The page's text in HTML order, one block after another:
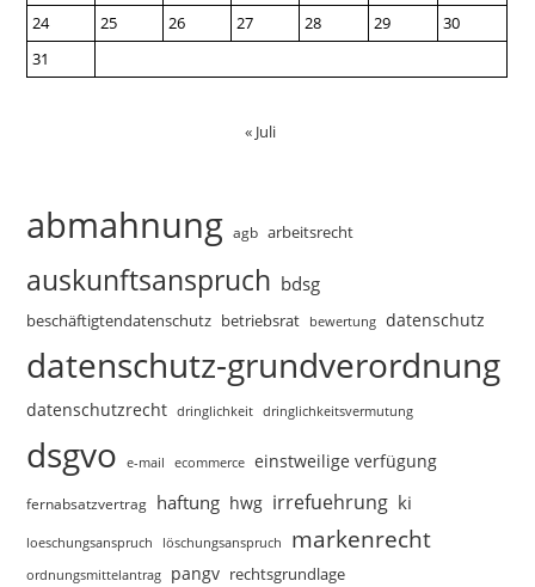
24
25 26 27 28 29
30
31
« Juli
abmahnung agb arbeitsrecht
auskunftsanspruch bdsg
beschäftigtendatenschutz betriebsrat bewertung datenschutz
datenschutz-grundverordnung
datenschutzrecht dringlichkeit dringlichkeitsvermutung
dsgvo e-mail ecommerce einstweilige verfügung
fernabsatzvertrag haftung hwg irrefuehrung ki
loeschungsanspruch löschungsanspruch markenrecht
ordnungsmittelantrag pangv rechtsgrundlage